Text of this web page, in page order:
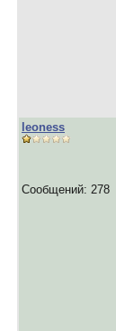
leoness
Сообщений: 278